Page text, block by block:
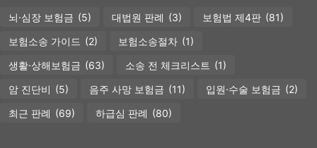
뇌·심장 보험금 (5) 대법원 판례 (3) 보험법 제4판 (81)
보험소송 가이드 (2) 보험소송절차 (1)
생활·상해보험금 (63) 소송 전 체크리스트 (1)
암 진단비 (5) 음주 사망 보험금 (11) 입원·수술 보험금 (2)
최근 판례 (69) 하급심 판례 (80)